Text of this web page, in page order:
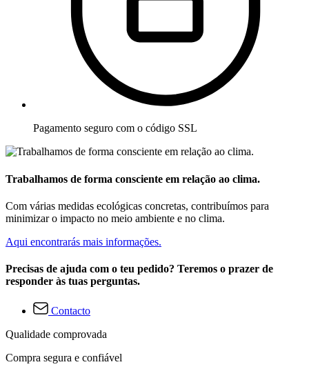
Pagamento seguro com o código SSL
Trabalhamos de forma consciente em relação ao clima.
Com várias medidas ecológicas concretas, contribuímos para
minimizar o impacto no meio ambiente e no clima.
Aqui encontrarás mais informações.
Precisas de ajuda com o teu pedido? Teremos o prazer de
responder às tuas perguntas.
Contacto
Qualidade comprovada
Compra segura e confiável